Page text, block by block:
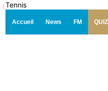
| Tennis
Accueil News FM QUIZ